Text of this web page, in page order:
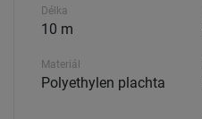
Délka
10 m
Materiál
Polyethylen plachta